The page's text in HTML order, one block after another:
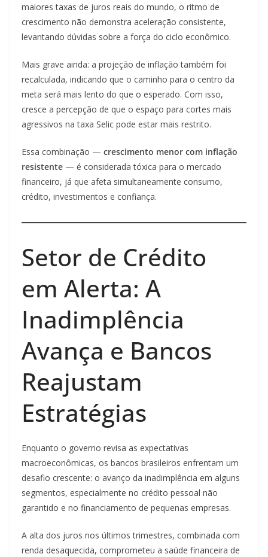
maiores taxas de juros reais do mundo, o ritmo de
crescimento não demonstra aceleração consistente,
levantando dúvidas sobre a força do ciclo econômico.
Mais grave ainda: a projeção de inflação também foi
recalculada, indicando que o caminho para o centro da
meta será mais lento do que o esperado. Com isso,
cresce a percepção de que o espaço para cortes mais
agressivos na taxa Selic pode estar mais restrito.
Essa combinação — crescimento menor com inflação
resistente — é considerada tóxica para o mercado
financeiro, já que afeta simultaneamente consumo,
crédito, investimentos e confiança.
Setor de Crédito
em Alerta: A
Inadimplência
Avança e Bancos
Reajustam
Estratégias
Enquanto o governo revisa as expectativas
macroeconômicas, os bancos brasileiros enfrentam um
desafio crescente: o avanço da inadimplência em alguns
segmentos, especialmente no crédito pessoal não
garantido e no financiamento de pequenas empresas.
A alta dos juros nos últimos trimestres, combinada com
renda desaquecida, comprometeu a saúde financeira de